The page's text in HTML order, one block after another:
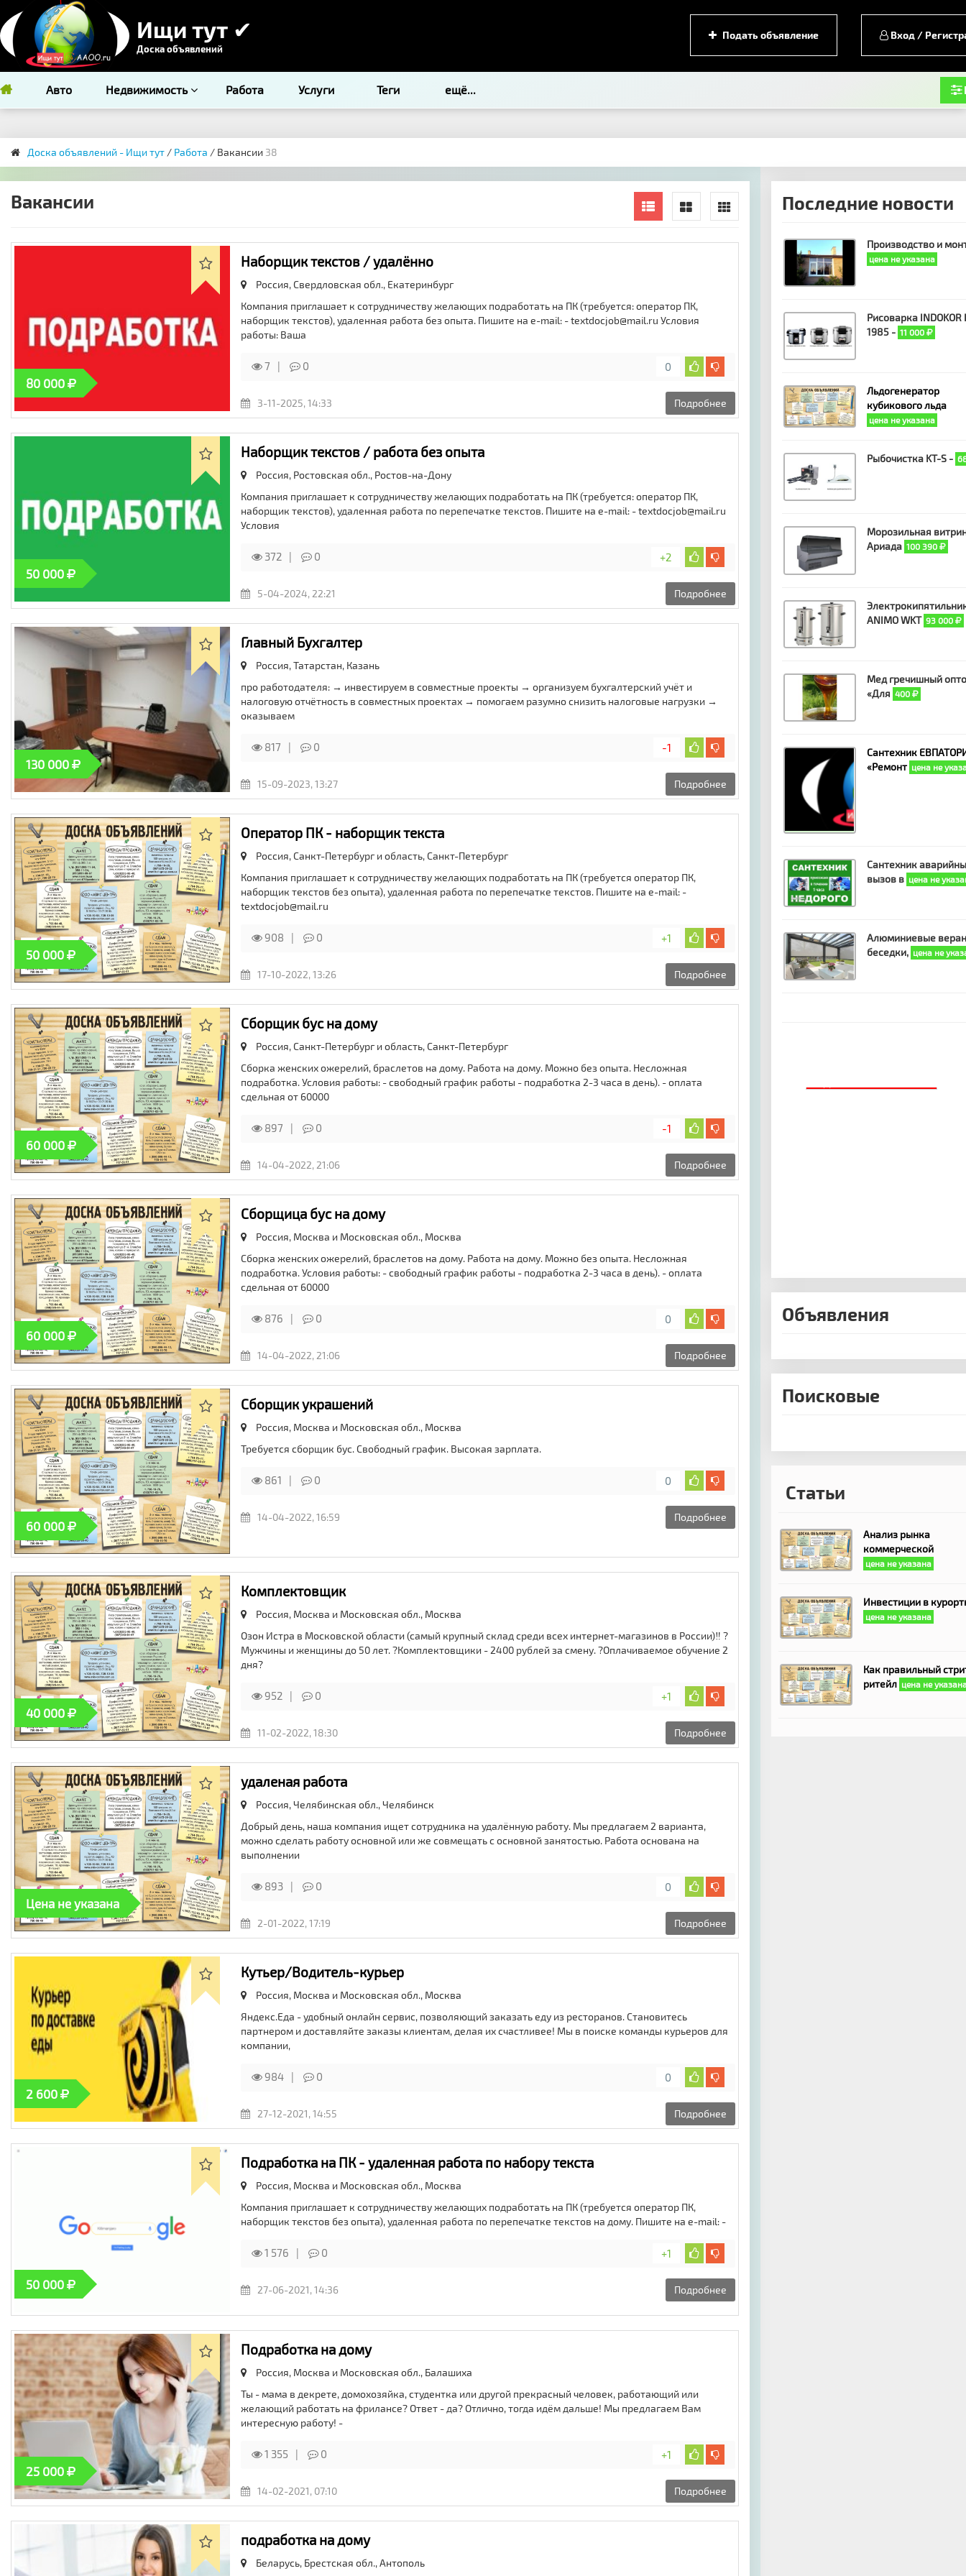
Ищи тут ✔
Доска объявлений
Подать объявление Вход /
Авто Недвижимость Работа Услуги Теги ещё...
Доска объявлений - Ищи тут / Работа / Вакансии 38
Вакансии
80 000
Наборщик текстов / удалённо
Россия, Свердловская обл., Екатеринбург
Компания приглашает к сотрудничеству желающих подработать на ПК (требуется: оператор ПК,
наборщик текстов), удаленная работа без опыта. Пишите на e-mail: - textdocjob@mail.ru Условия
работы: Ваша
7 0 0
3-11-2025, 14:33 Подробнее
50 000
Наборщик текстов / работа без опыта
Россия, Ростовская обл., Ростов-на-Дону
Компания приглашает к сотрудничеству желающих подработать на ПК (требуется: оператор ПК,
наборщик текстов), удаленная работа по перепечатке текстов. Пишите на e-mail: - textdocjob@mail.ru
Условия
372 0 +2
5-04-2024, 22:21 Подробнее
130 000
Главный Бухгалтер
Россия, Татарстан, Казань
про работодателя: → инвестируем в совместные проекты → организуем бухгалтерский учёт и
налоговую отчётность в совместных проектах → помогаем разумно снизить налоговые нагрузки →
оказываем
817 0 -1
15-09-2023, 13:27 Подробнее
50 000
Оператор ПК - наборщик текста
Россия, Санкт-Петербург и область,Санкт-Петербург
Компания приглашает к сотрудничеству желающих подработать на ПК (требуется оператор ПК,
наборщик текстов без опыта), удаленная работа по перепечатке текстов. Пишите на e-mail: -
textdocjob@mail.ru
908 0 +1
17-10-2022, 13:26 Подробнее
60 000
Сборщик бус на дому
Россия, Санкт-Петербург и область,Санкт-Петербург
Сборка женских ожерелий, браслетов на дому. Работа на дому. Можно без опыта. Несложная
подработка. Условия работы: - свободный график работы - подработка 2-3 часа в день). - оплата
сдельная от 60000
897 0 -1
14-04-2022, 21:06 Подробнее
60 000
Сборщица бус на дому
Россия, Москва и Московская обл., Москва
Сборка женских ожерелий, браслетов на дому. Работа на дому. Можно без опыта. Несложная
подработка. Условия работы: - свободный график работы - подработка 2-3 часа в день). - оплата
сдельная от 60000
876 0 0
14-04-2022, 21:06 Подробнее
60 000
Сборщик украшений
Россия, Москва и Московская обл., Москва
Требуется сборщик бус. Свободный график. Высокая зарплата.
861 0 0
14-04-2022, 16:59 Подробнее
40 000
Комплектовщик
Россия, Москва и Московская обл., Москва
Озон Истра в Московской области (самый крупный склад среди всех интернет-магазинов в России)‼ ?
Мужчины и женщины до 50 лет. ?Комплектовщики - 2400 рублей за смену. ?Оплачиваемое обучение 2
дня?
952 0 +1
11-02-2022, 18:30 Подробнее
Цена не указана
удаленая работа
Россия, Челябинская обл.,Челябинск
Добрый день, наша компания ищет сотрудника на удалённую работу. Мы предлагаем 2 варианта,
можно сделать работу основной или же совмещать с основной занятостью. Работа основана на
выполнении
893 0 0
2-01-2022, 17:19 Подробнее
2 600
Кутьер/Водитель-курьер
Россия, Москва и Московская обл., Москва
Яндекс.Еда - удобный онлайн сервис, позволяющий заказать еду из ресторанов. Становитесь
партнером и доставляйте заказы клиентам, делая их счастливее! Мы в поиске команды курьеров для
компании,
984 0 0
27-12-2021, 14:55 Подробнее
50 000
Подработка на ПК - удаленная работа по набору текста
Россия, Москва и Московская обл., Москва
Компания приглашает к сотрудничеству желающих подработать на ПК (требуется оператор ПК,
наборщик текстов без опыта), удаленная работа по перепечатке текстов на дому. Пишите на e-mail: -
1 576 0 +1
27-06-2021, 14:36 Подробнее
25 000
Подработка на дому
Россия, Москва и Московская обл., Балашиха
Ты - мама в декрете, домохозяйка, студентка или другой прекрасный человек, работающий или
желающий работать на фрилансе? Ответ - да? Отлично, тогда идём дальше! Мы предлагаем Вам
интересную работу! -
1 355 0 +1
14-02-2021, 07:10 Подробнее
подработка на дому
Беларусь, Брестская обл.,Антополь
Последние новости
Производство и
цена не указана
Рисоварка INDOKOR
1985 - 11 000
Льдогенератор
кубикового льда
цена не указана
Рыбочистка KT-S -
Морозильная
Ариада 100 390
ANIMO WKT 93 000
Мед гречишный
«Для 400
Сантехник
«Ремонт цена не
Сантехник
вызов в цена не
Алюминиевые
беседки, цена не
Объявления
Поисковые
Статьи
Анализ рынка
коммерческой
цена не указана
Инвестиции в
цена не указана
Как правильный
ритейл цена не